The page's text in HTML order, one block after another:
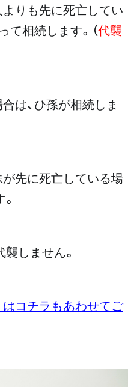
りも先に死亡してい
て相続します。（代襲
は、ひ孫が相続しま
先に死亡している場
しません。
コチラもあわせてご